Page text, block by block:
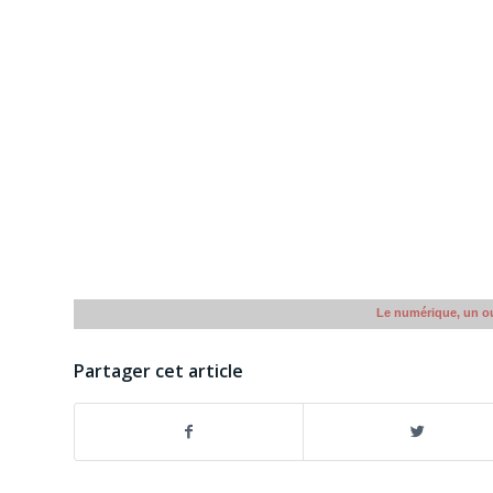
Le numérique, un
Partager cet article